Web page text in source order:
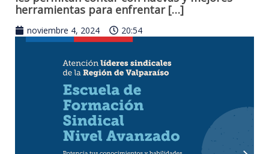
herramientas para enfrentar […]
noviembre 4, 2024 20:54